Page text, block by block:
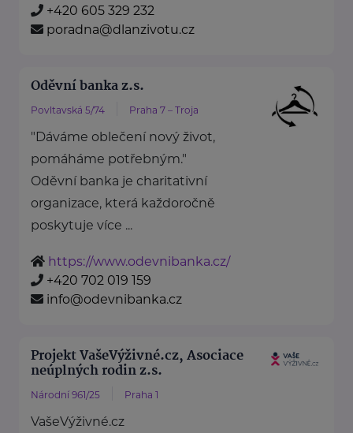
+420 605 329 232
poradna@dlanzivotu.cz
Oděvní banka z.s.
Povltavská 5/74 Praha 7 – Troja
"Dáváme oblečení nový život,
pomáháme potřebným."
Oděvní banka je charitativní
organizace, která každoročně
poskytuje více ...
https://www.odevnibanka.cz/
+420 702 019 159
info@odevnibanka.cz
Projekt VašeVýživné.cz, Asociace
neúplných rodin z.s.
Národní 961/25 Praha 1
VašeVýživné.cz